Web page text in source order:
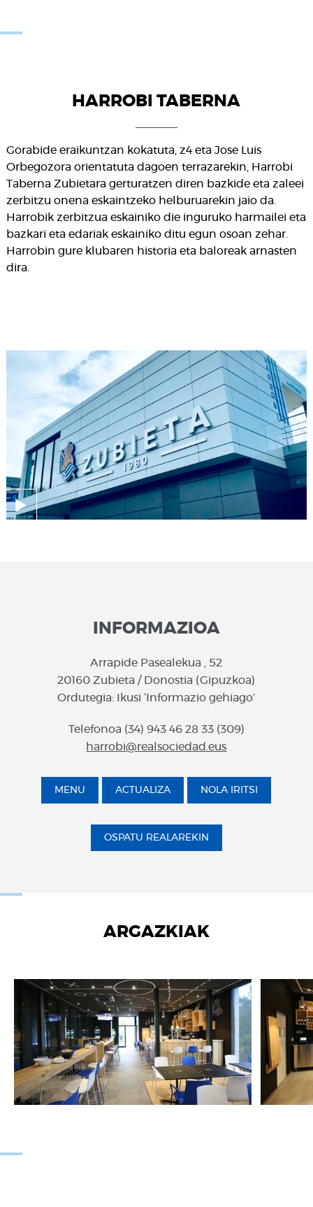
HARROBI TABERNA
Gorabide eraikuntzan kokatuta, z4 eta Jose Luis
Orbegozora orientatuta dagoen terrazarekin, Harrobi
Taberna Zubietara gerturatzen diren bazkide eta zaleei
zerbitzu onena eskaintzeko helburuarekin jaio da.
Harrobik zerbitzua eskainiko die inguruko harmailei eta
bazkari eta edariak eskainiko ditu egun osoan zehar.
Harrobin gure klubaren historia eta baloreak arnasten
dira.
INFORMAZIOA
Arrapide Pasealekua , 52
20160 Zubieta / Donostia (Gipuzkoa)
Ordutegia: Ikusi ‘Informazio gehiago’
Telefonoa (34) 943 46 28 33 (309)
harrobi@realsociedad.eus
MENU ACTUALIZA NOLA IRITSI
OSPATU REALAREKIN
ARGAZKIAK